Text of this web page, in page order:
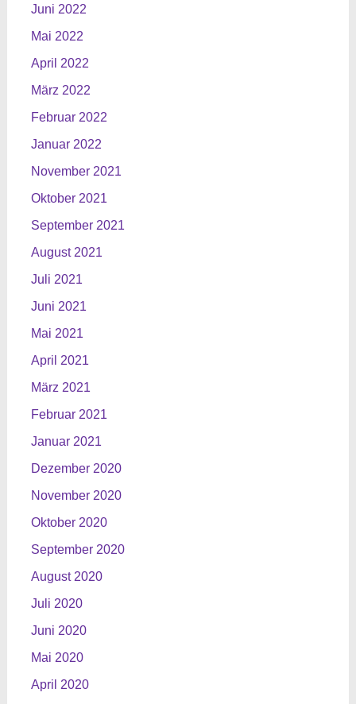
Juni 2022
Mai 2022
April 2022
März 2022
Februar 2022
Januar 2022
November 2021
Oktober 2021
September 2021
August 2021
Juli 2021
Juni 2021
Mai 2021
April 2021
März 2021
Februar 2021
Januar 2021
Dezember 2020
November 2020
Oktober 2020
September 2020
August 2020
Juli 2020
Juni 2020
Mai 2020
April 2020